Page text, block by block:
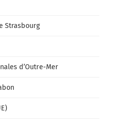
Strasbourg
d’Outre-Mer